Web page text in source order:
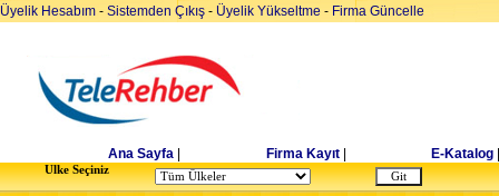
Üyelik Hesabım - Sistemden Çıkış - Üyelik Yükseltme - Firma Güncelle
Ana Sayfa Firma Kayıt E-Katalog
Ulke Seçiniz